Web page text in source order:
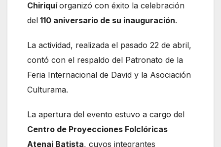
Chiriquíorganizó con éxito la celebración
del 110 aniversario de su inauguración.
La actividad, realizada el pasado 22 de abril,
contó con el respaldo del Patronato de la
Feria Internacional de David y la Asociación
Culturama.
La apertura del evento estuvo a cargo del
Centro de Proyecciones Folclóricas
Atenai Batista, cuyos integrantes